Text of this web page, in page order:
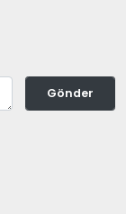
Gönder